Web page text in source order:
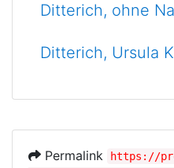
Ditterich, ohne
Ditterich, Ursula
Permalink
https://